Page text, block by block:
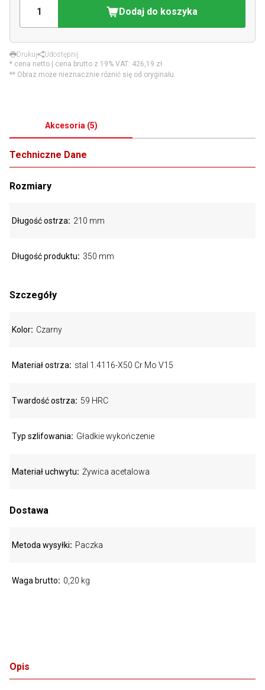
Dodaj do koszyka
Drukuj
Udostępnij
* cena netto | cena brutto z 19% VAT: 426,19 zł
** Obraz może nieznacznie różnić się od oryginału.
Akcesoria (5)
Opis
Techniczne Dane
Rozmiary
Długość ostrza 210 mm
Długość produktu 350 mm
Szczegóły
Kolor Czarny
Materiał ostrza stal 1.4116-X50 Cr Mo V15
Twardość ostrza 59 HRC
Typ szlifowania Gładkie wykończenie
Materiał uchwytu Żywica acetalowa
Dostawa
Metoda wysyłki Paczka
Waga brutto 0,20 kg